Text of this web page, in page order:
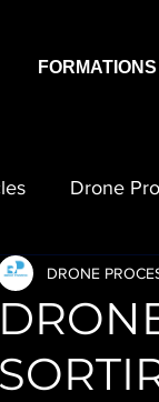
Drone
DRONE